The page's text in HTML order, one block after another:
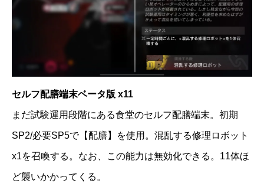
セルフ配膳端末ベータ版 x11
まだ試験運用段階にある食堂のセルフ配膳端末。初期
SP2/必要SP5で【配膳】を使用。混乱する修理ロボット
x1を召喚する。なお、この能力は無効化できる。11体ほ
ど襲いかかってくる。